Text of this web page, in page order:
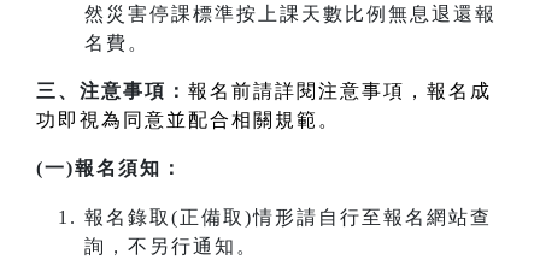
然災害停課標準按上課天數比例無息退還報
名費。
三、注意事項： 報名前請詳閱注意事項，報名成
功即視為同意並配合相關規範。
(一)報名須知：
報名錄取(正備取)情形請自行至報名網站查
詢，不另行通知。